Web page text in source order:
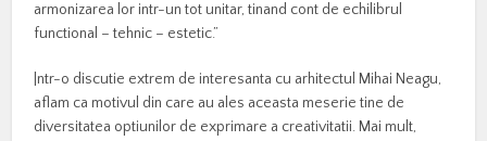
armonizarea lor intr-un tot unitar, tinand cont de echilibrul
functional – tehnic – estetic.”
|ntr-o discutie extrem de interesanta cu arhitectul Mihai Neagu,
aflam ca motivul din care au ales aceasta meserie tine de
diversitatea optiunilor de exprimare a creativitatii. Mai mult,